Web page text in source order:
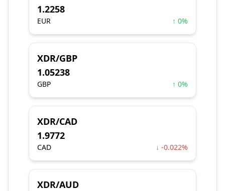
1.2258
EUR ↑ 0%
XDR/GBP
1.05238
GBP ↑ 0%
XDR/CAD
1.9772
CAD ↓ -0.022%
XDR/AUD